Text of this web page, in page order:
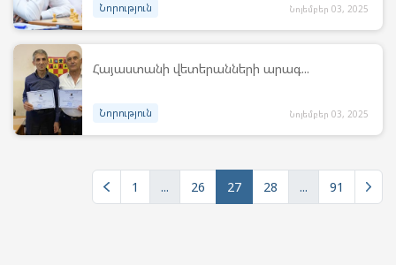
Նորություն Նոյեմբեր 03, 2025
Հայաստանի վետերանների արագ...
Նորություն Նոյեմբեր 03, 2025
1 ... 26 27 28 ... 91